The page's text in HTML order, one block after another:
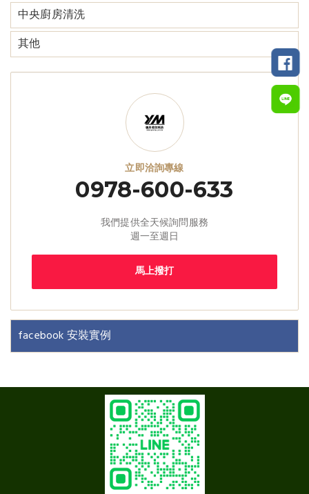
中央廚房清洗
其他
立即洽詢專線
0978-600-633
我們提供全天候詢問服務
週一至週日
馬上撥打
facebook 安裝實例